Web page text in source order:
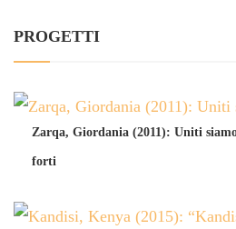
PROGETTI
Zarqa, Giordania (2011): Uniti
forti